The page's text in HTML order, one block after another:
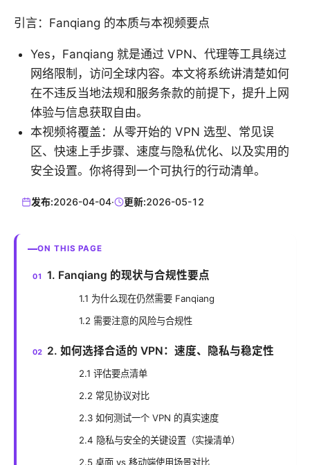
引言：Fanqiang 的本质与本视频要点
Yes，Fanqiang 就是通过 VPN、代理等工具绕过
网络限制，访问全球内容。本文将系统讲清楚如何
在不违反当地法规和服务条款的前提下，提升上网
体验与信息获取自由。
本视频将覆盖：从零开始的 VPN 选型、常见误
区、快速上手步骤、速度与隐私优化、以及实用的
安全设置。你将得到一个可执行的行动清单。
发布:2026-04-04· 更新:2026-05-12
ON THIS PAGE
1. Fanqiang 的现状与合规性要点
1.1 为什么现在仍然需要 Fanqiang
1.2 需要注意的风险与合规性
2. 如何选择合适的 VPN：速度、隐私与稳定性
2.1 评估要点清单
2.2 常见协议对比
2.3 如何测试一个 VPN 的真实速度
2.4 隐私与安全的关键设置（实操清单）
2.5 桌面 vs 移动端使用场景对比